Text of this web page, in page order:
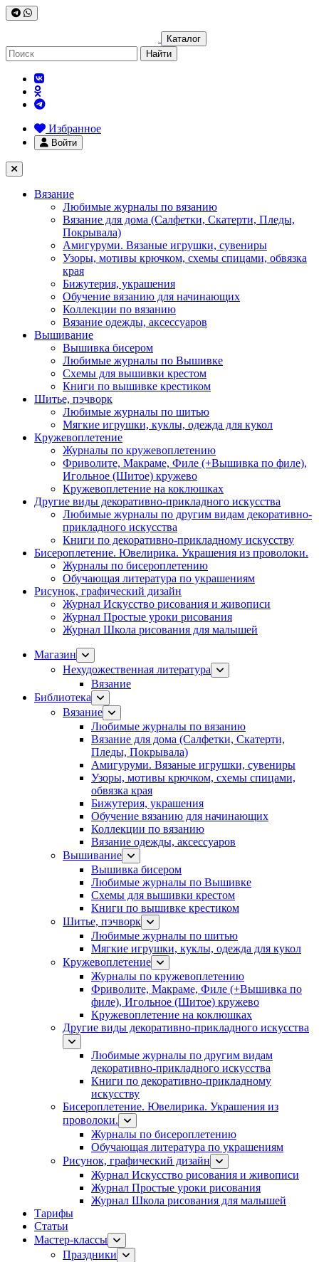
Каталог
Найти
Избранное
Войти
Вязание
Любимые журналы по вязанию
Вязание для дома (Салфетки, Скатерти, Пледы,
Покрывала)
Амигуруми. Вязаные игрушки, сувениры
Узоры, мотивы крючком, схемы спицами, обвязка
края
Бижутерия, украшения
Обучение вязанию для начинающих
Коллекции по вязанию
Вязание одежды, аксессуаров
Вышивание
Вышивка бисером
Любимые журналы по Вышивке
Схемы для вышивки крестом
Книги по вышивке крестиком
Шитье, пэчворк
Любимые журналы по шитью
Мягкие игрушки, куклы, одежда для кукол
Кружевоплетение
Журналы по кружевоплетению
Фриволите, Макраме, Филе (+Вышивка по филе),
Игольное (Шитое) кружево
Кружевоплетение на коклюшках
Другие виды декоративно-прикладного искусства
Любимые журналы по другим видам декоративно-
прикладного искусства
Книги по декоративно-прикладному искусству
Бисероплетение. Ювелирика. Украшения из проволоки.
Журналы по бисероплетению
Обучающая литература по украшениям
Рисунок, графический дизайн
Журнал Искусство рисования и живописи
Журнал Простые уроки рисования
Журнал Школа рисования для малышей
Магазин
Нехудожественная литература
Вязание
Библиотека
Вязание
Любимые журналы по вязанию
Вязание для дома (Салфетки, Скатерти,
Пледы, Покрывала)
Амигуруми. Вязаные игрушки, сувениры
Узоры, мотивы крючком, схемы спицами,
обвязка края
Бижутерия, украшения
Обучение вязанию для начинающих
Коллекции по вязанию
Вязание одежды, аксессуаров
Вышивание
Вышивка бисером
Любимые журналы по Вышивке
Схемы для вышивки крестом
Книги по вышивке крестиком
Шитье, пэчворк
Любимые журналы по шитью
Мягкие игрушки, куклы, одежда для кукол
Кружевоплетение
Журналы по кружевоплетению
Фриволите, Макраме, Филе (+Вышивка по
филе), Игольное (Шитое) кружево
Кружевоплетение на коклюшках
Другие виды декоративно-прикладного искусства
Любимые журналы по другим видам
декоративно-прикладного искусства
Книги по декоративно-прикладному
искусству
Бисероплетение. Ювелирика. Украшения из
проволоки.
Журналы по бисероплетению
Обучающая литература по украшениям
Рисунок, графический дизайн
Журнал Искусство рисования и живописи
Журнал Простые уроки рисования
Журнал Школа рисования для малышей
Тарифы
Статьи
Мастер-классы
Праздники